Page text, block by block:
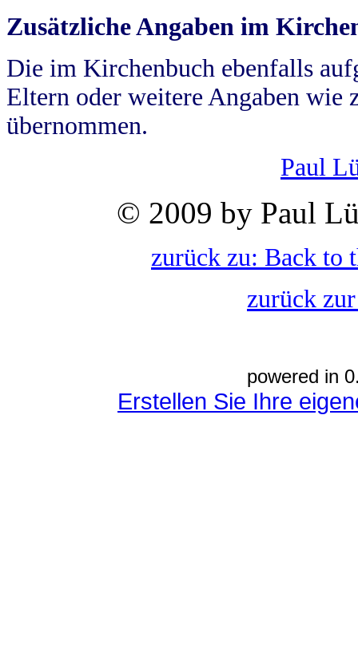
Zusätzliche Angaben im
Die im Kirchenbuch ebenfalls
Eltern oder weitere Angaben wie
übernommen.
Paul
© 2009 by Paul
zurück zu: Back to
zurück
powered in
Erstellen Sie Ihre